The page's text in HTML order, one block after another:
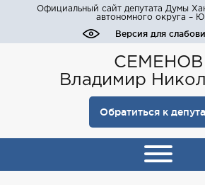
Официальный сайт депутата Думы
автономного округа –
Версия для
СЕМЕНОВ
Владимир
Обратиться к